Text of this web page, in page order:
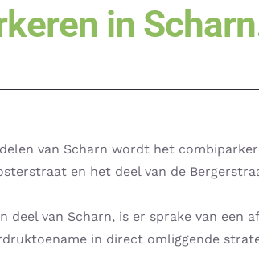
in
van Scharn wordt het
en het deel van de
deel van Scharn, is er sprake van een
in direct omliggende